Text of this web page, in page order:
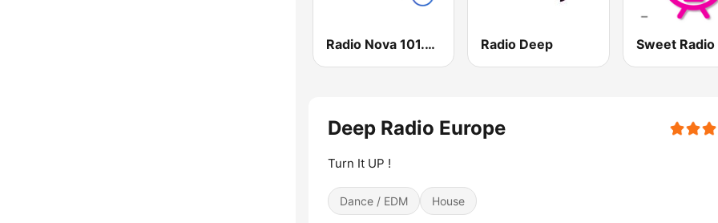
Radio Nova 101.7 FM Radio Deep
Deep Radio Europe
Turn It UP !
Dance / EDM House